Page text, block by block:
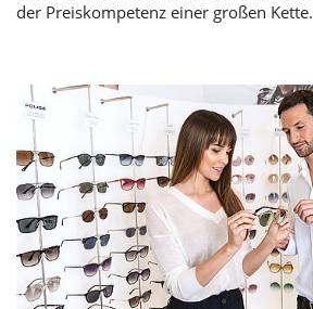
der Preiskompetenz einer großen Kette.